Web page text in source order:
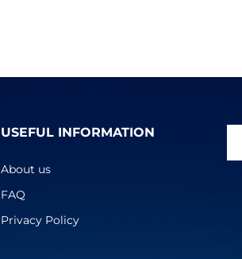
USEFUL INFORMATION
About us
FAQ
Privacy Policy